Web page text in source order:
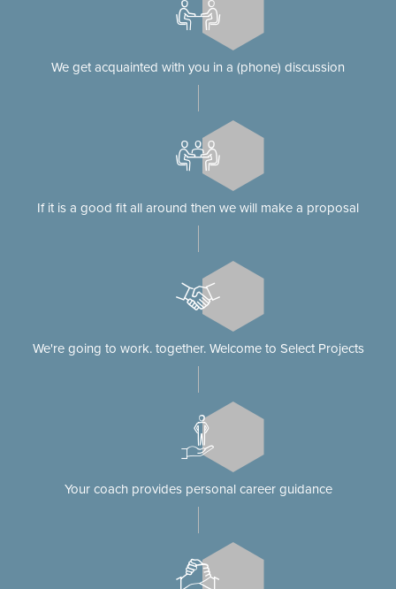
We get acquainted with you in a (phone) discussion
If it is a good fit all around then we will make a proposal
We're going to work. together. Welcome to Select Projects
Your coach provides personal career guidance